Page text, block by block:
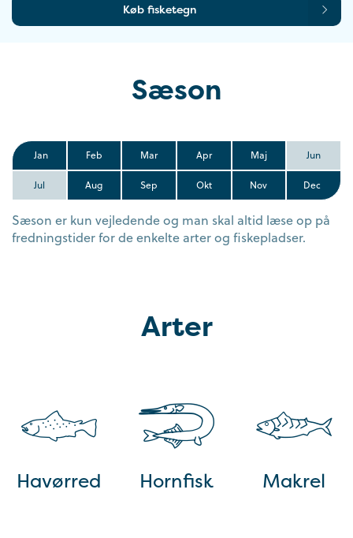
Køb fisketegn
Sæson
Jan Feb Mar Apr Maj Jun
Jul Aug Sep Okt Nov Dec
Sæson er kun vejledende og man skal altid læse op på
fredningstider for de enkelte arter og fiskepladser.
Arter
Havørred Hornfisk Makrel